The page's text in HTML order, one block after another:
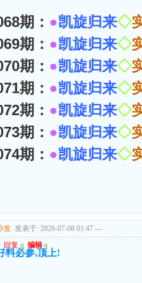
期： ●凯旋归来◇
期： ●凯旋归来◇
期： ●凯旋归来◇
期： ●凯旋归来◇
期： ●凯旋归来◇
期： ●凯旋归来◇
期： ●凯旋归来◇
发 发表于: 2026-07-08 01:47 ---
回复 u 编辑 u
料必参,顶上!